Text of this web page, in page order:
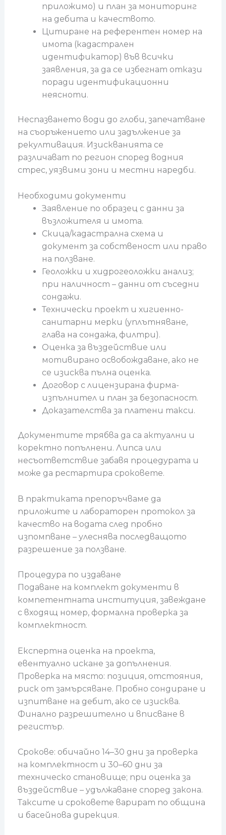
приложимо) и план за мониторинг
на дебита и качеството.
Цитиране на референтен номер на
имота (кадастрален
идентификатор) във всички
заявления, за да се избегнат откази
поради идентификационни
неясноти.
Неспазването води до глоби, запечатване
на съоръжението или задължение за
рекултивация. Изискванията се
различават по регион според водния
стрес, уязвими зони и местни наредби.
Необходими документи
Заявление по образец с данни за
възложителя и имота.
Скица/кадастрална схема и
документ за собственост или право
на ползване.
Геоложки и хидрогеоложки анализ;
при наличност – данни от съседни
сондажи.
Технически проект и хигиенно-
санитарни мерки (уплътняване,
глава на сондажа, филтри).
Оценка за въздействие или
мотивирано освобождаване, ако не
се изисква пълна оценка.
Договор с лицензирана фирма-
изпълнител и план за безопасност.
Доказателства за платени такси.
Документите трябва да са актуални и
коректно попълнени. Липса или
несъответствие забавя процедурата и
може да рестартира сроковете.
В практиката препоръчваме да
приложите и лабораторен протокол за
качество на водата след пробно
изпомпване – улеснява последващото
разрешение за ползване.
Процедура по издаване
Подаване на комплект документи в
компетентната институция, завеждане
с входящ номер, формална проверка за
комплектност.
Експертна оценка на проекта,
евентуално искане за допълнения.
Проверка на място: позиция, отстояния,
риск от замърсяване. Пробно сондиране и
изпитване на дебит, ако се изисква.
Финално разрешително и вписване в
регистър.
Срокове: обичайно 14–30 дни за проверка
на комплектност и 30–60 дни за
техническо становище; при оценка за
въздействие – удължаване според закона.
Таксите и сроковете варират по община
и басейнова дирекция.